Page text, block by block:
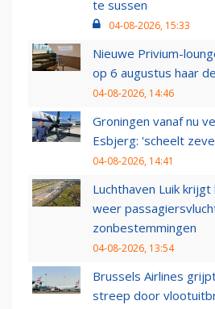
te sussen
04-08-2026, 15:33
Nieuwe Privium-
op 6 augustus haar
04-08-2026, 14:46
Groningen vanaf nu
Esbjerg: 'scheelt
04-08-2026, 14:41
Luchthaven Luik
weer
zonbestemmingen
04-08-2026, 13:54
Brussels Airlines
streep door